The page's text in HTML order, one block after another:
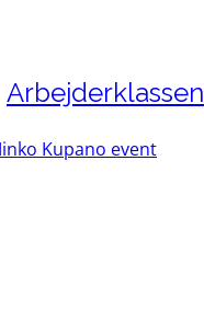
Arbejderklassen